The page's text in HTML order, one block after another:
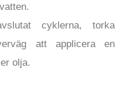
cyklerna, torka
att applicera en
olja.